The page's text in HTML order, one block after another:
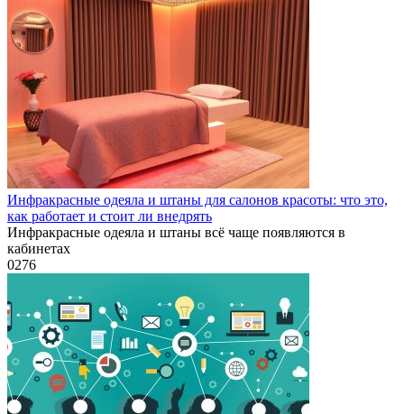
Инфракрасные одеяла и штаны для салонов красоты: что это,
как работает и стоит ли внедрять
Инфракрасные одеяла и штаны всё чаще появляются в
кабинетах
0276